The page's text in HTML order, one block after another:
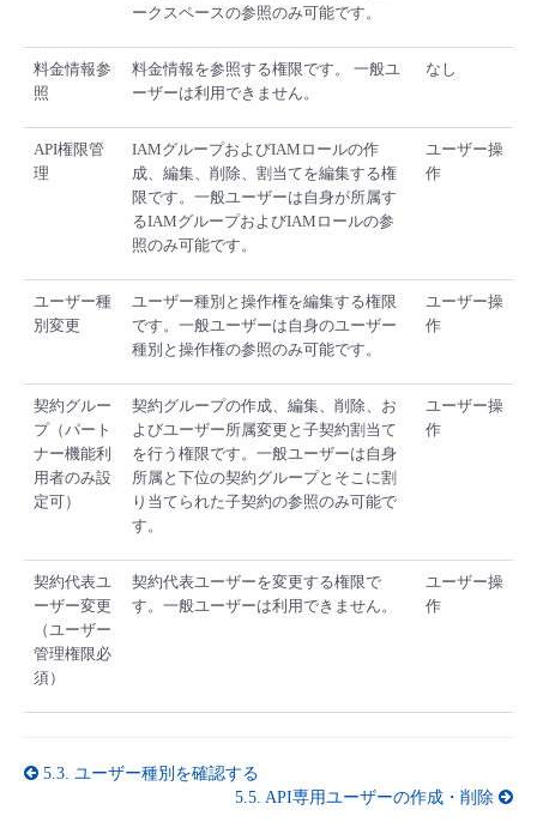
ークスペースの参照のみ可能です。
料金情報参
照
料金情報を参照する権限です。 一般ユ
ーザーは利用できません。
なし
API権限管
理
IAMグループおよびIAMロールの作
成、編集、削除、割当てを編集する権
限です。一般ユーザーは自身が所属す
るIAMグループおよびIAMロールの参
照のみ可能です。
ユーザー操
作
ユーザー種
別変更
ユーザー種別と操作権を編集する権限
です。一般ユーザーは自身のユーザー
種別と操作権の参照のみ可能です。
ユーザー操
作
契約グルー
プ（パート
ナー機能利
用者のみ設
定可）
契約グループの作成、編集、削除、お
よびユーザー所属変更と子契約割当て
を行う権限です。一般ユーザーは自身
所属と下位の契約グループとそこに割
り当てられた子契約の参照のみ可能で
す。
ユーザー操
作
契約代表ユ
ーザー変更
（ユーザー
管理権限必
須）
契約代表ユーザーを変更する権限で
す。一般ユーザーは利用できません。
ユーザー操
作
5.3. ユーザー種別を確認する
5.5. API専用ユーザーの作成・削除